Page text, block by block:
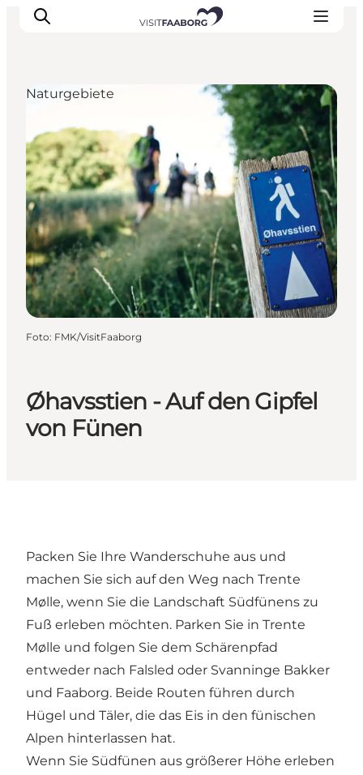
Unterkünfte
Gastronomie
Erlebnisse
Inselhüpfen
Outdoor
Kalender
Øhavsstien - Auf den Gipfel
von Fünen
Naturgebiete
Foto: FMK/VisitFaaborg
Packen Sie Ihre Wanderschuhe aus und
machen Sie sich auf den Weg nach Trente
Mølle, wenn Sie die Landschaft Südfünens zu
Fuß erleben möchten. Parken Sie in Trente
Mølle und folgen Sie dem Schärenpfad
entweder nach Falsled oder Svanninge Bakker
und Faaborg. Beide Routen führen durch
Hügel und Täler, die das Eis in den fünischen
Alpen hinterlassen hat.
Wenn Sie Südfünen aus größerer Höhe erleben